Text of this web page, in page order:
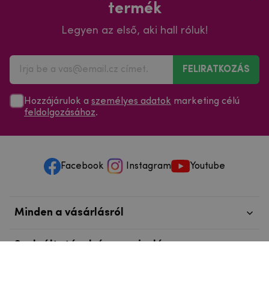
termék
Legyen az első, aki hall róluk!
FELIRATKOZÁS
Hozzájárulok a személyes adatok marketing célú
feldolgozásához.
Facebook Instagram Youtube
Minden a vásárlásról